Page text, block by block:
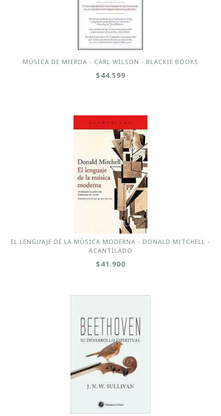
MÚSICA DE MIERDA - CARL WILSON - BLACKIE BOOKS
$44.599
EL LENGUAJE DE LA MÚSICA MODERNA - DONALD MITCHELL -
ACANTILADO
$41.900